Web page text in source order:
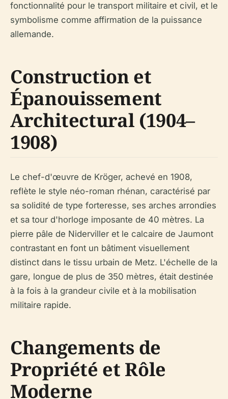
fonctionnalité pour le transport militaire et civil, et le
symbolisme comme affirmation de la puissance
allemande.
Construction et
Épanouissement
Architectural (1904–
1908)
Le chef-d'œuvre de Kröger, achevé en 1908,
reflète le style néo-roman rhénan, caractérisé par
sa solidité de type forteresse, ses arches arrondies
et sa tour d'horloge imposante de 40 mètres. La
pierre pâle de Niderviller et le calcaire de Jaumont
contrastant en font un bâtiment visuellement
distinct dans le tissu urbain de Metz. L'échelle de la
gare, longue de plus de 350 mètres, était destinée
à la fois à la grandeur civile et à la mobilisation
militaire rapide.
Changements de
Propriété et Rôle
Moderne